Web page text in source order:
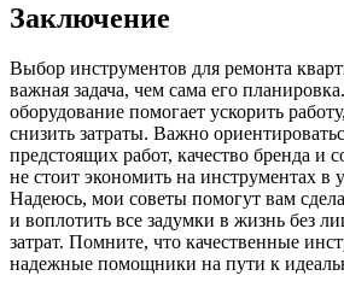
Заключение
Выбор инструментов для ремонта
важная задача, чем сама его
оборудование помогает ускорить
снизить затраты. Важно
предстоящих работ, качество бренда
не стоит экономить на инструментах в
Надеюсь, мои советы помогут вам
и воплотить все задумки в жизнь без
затрат. Помните, что качественные
надежные помощники на пути к